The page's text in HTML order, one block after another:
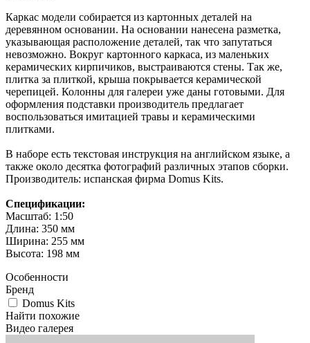
Каркас модели собирается из картонных деталей на
деревянном основании. На основании нанесена разметка,
указывающая расположение деталей, так что запутаться
невозможно. Вокруг картонного каркаса, из маленьких
керамических кирпичиков, выстраиваются стены. Так же,
плитка за плиткой, крыша покрывается керамической
черепицей. Колонны для галереи уже даны готовыми. Для
оформления подставки производитель предлагает
воспользоваться имитацией травы и керамическими
плитками.
В наборе есть текстовая инструкция на английском языке, а
также около десятка фотографий различных этапов сборки.
Производитель: испанская фирма Domus Kits.
Спецификации:
Масштаб: 1:50
Длина: 350 мм
Ширина: 255 мм
Высота: 198 мм
Особенности
Бренд
Domus Kits
Найти похожие
Видео галерея